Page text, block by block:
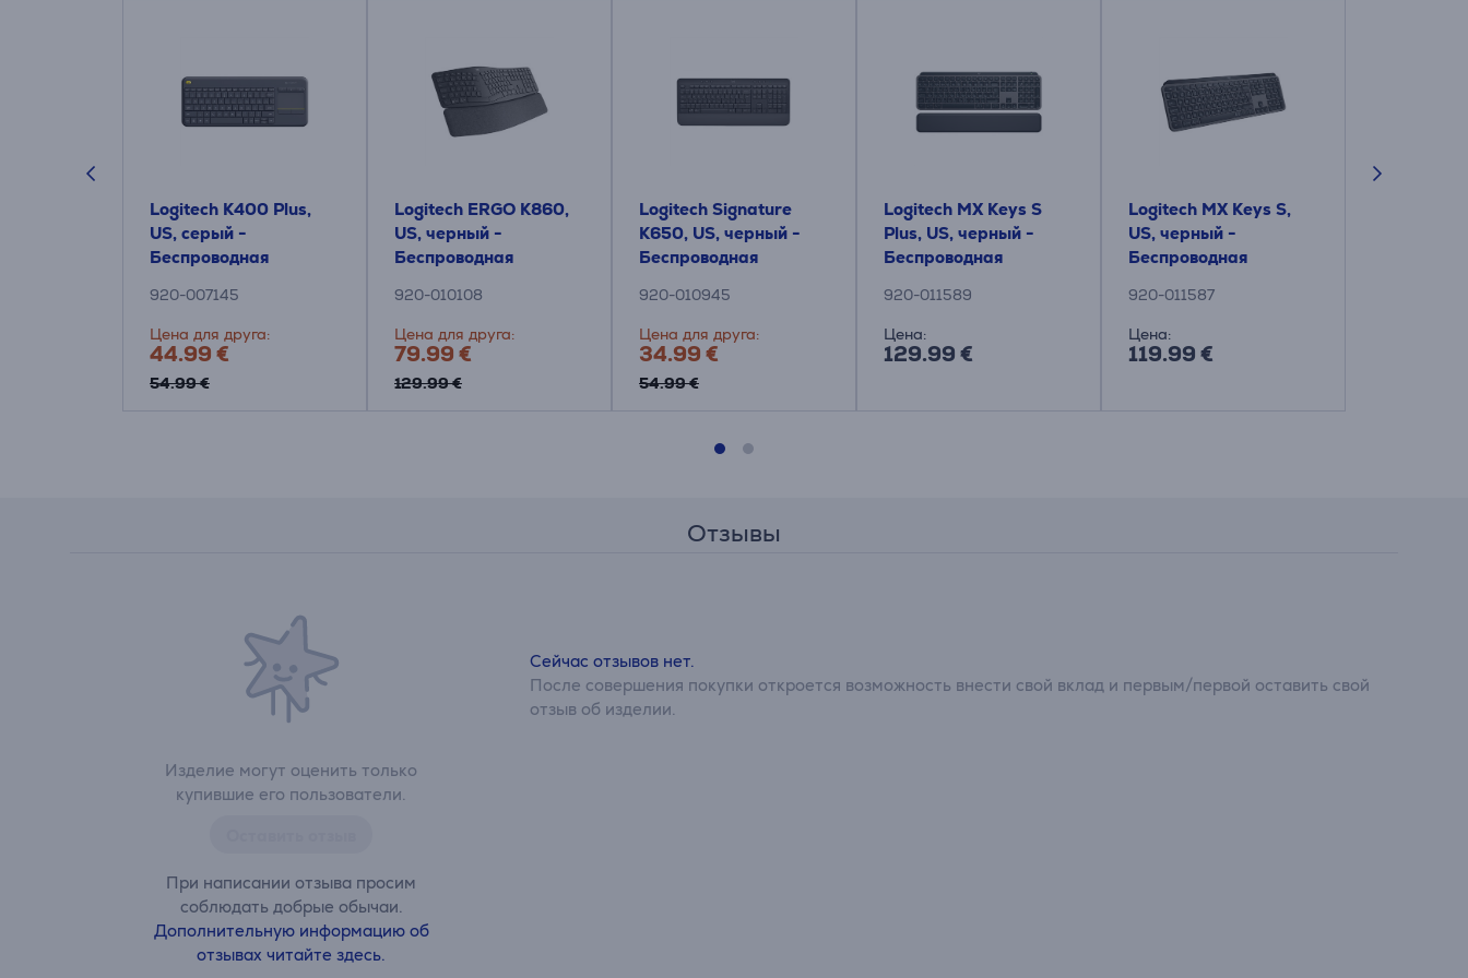
Logitech K400 Plus,
US, серый -
Беспроводная
тачпадом
920-007145
Цена для друга:
44.99 €
54.99 €
Logitech ERGO K860,
US, черный -
Беспроводная
920-010108
Цена для друга:
79.99 €
129.99 €
Logitech Signature
K650, US, черный -
Беспроводная
920-010945
Цена для друга:
34.99 €
54.99 €
Logitech MX Keys S
Plus, US, черный -
Беспроводная
920-011589
Цена:
129.99 €
Logitech MX Keys S,
US, черный -
Беспроводная
920-011587
Цена:
119.99 €
Отзывы
Изделие могут оценить только
купившие его пользователи.
При написании отзыва просим
соблюдать добрые обычаи.
Дополнительную информацию об
отзывах читайте здесь.
Сейчас отзывов нет.
После совершения покупки откроется возможность внести свой вклад и первым/первой оставить свой
отзыв об изделии.